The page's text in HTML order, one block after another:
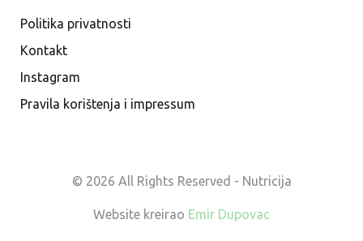
Politika privatnosti
Kontakt
Instagram
Pravila korištenja i impressum
© 2026 All Rights Reserved - Nutricija
Website kreirao Emir Dupovac